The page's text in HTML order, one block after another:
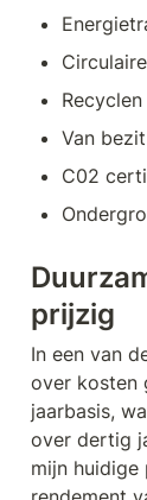
Van
C02
prijzig
In een van
over kosten
jaarbasis,
over dertig
mijn